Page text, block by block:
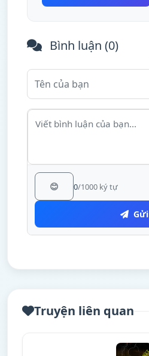
Bình luận (0)
😊 0/1000 ký tự
Gửi
Truyện liên quan